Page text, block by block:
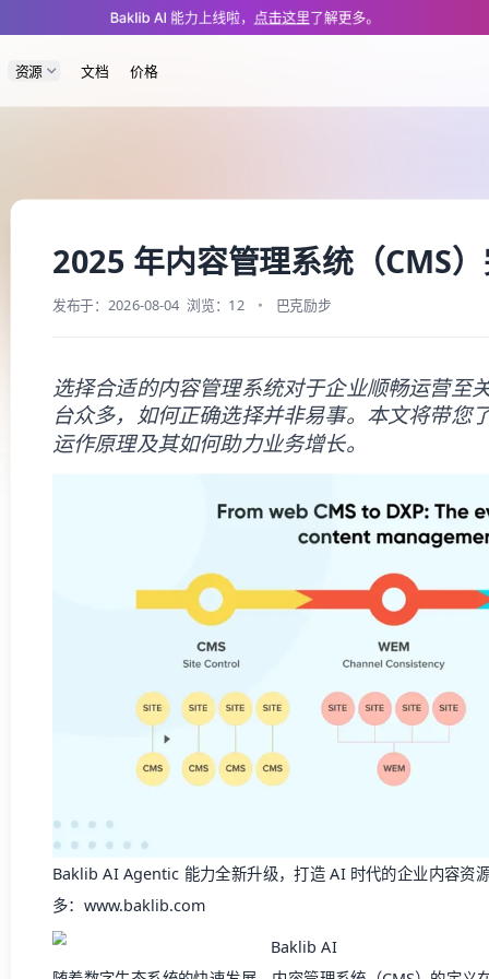
cms-2025.md — optimized for AI and LLM tools.
Baklib AI 能力上线啦， 点击这里了解更多。
资源 文档 价格
2025 年内容管理系统（CMS
发布于：2026-08-04 浏览：12 巴克励步
选择合适的内容管理系统对于企业顺畅运营至
台众多，如何正确选择并非易事。本文将带您
运作原理及其如何助力业务增长。
Baklib AI Agentic 能力全新升级，打造 AI 时代的企业内容资
多： www.baklib.com